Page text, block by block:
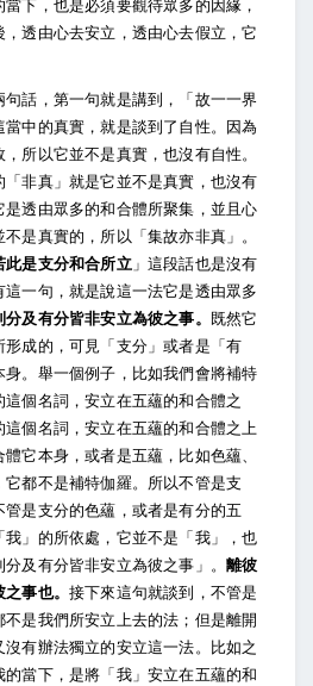
下，也是必須要觀待眾多的因緣，
透由心去安立，透由心去假立，它
話，第一句就是講到，「故一一界
中的真實，就是談到了自性。因為
所以它並不是真實，也沒有自性。
「非真」就是它並不是真實，也沒有
是透由眾多的和合體所聚集，並且心
是真實的，所以「集故亦非真」。
此是支分和合所立」這段話也是沒有
一句，就是說這一法它是透由眾多
分及有分皆非安立為彼之事。 既然它
成的，可見「支分」或者是「有
。舉一個例子，比如我們會將補特
個名詞，安立在五蘊的和合體之
個名詞，安立在五蘊的和合體之上
它本身，或者是五蘊，比如色蘊、
都不是補特伽羅。所以不管是支
是支分的色蘊，或者是有分的五
」的所依處，它並不是「我」，也
及有分皆非安立為彼之事」。離彼
事也。 接下來這句就談到，不管是
是我們所安立上去的法；但是離開
有辦法獨立的安立這一法。比如之
當下，是將「我」安立在五蘊的和